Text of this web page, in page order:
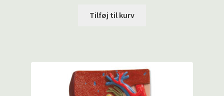
Tilføj til kurv